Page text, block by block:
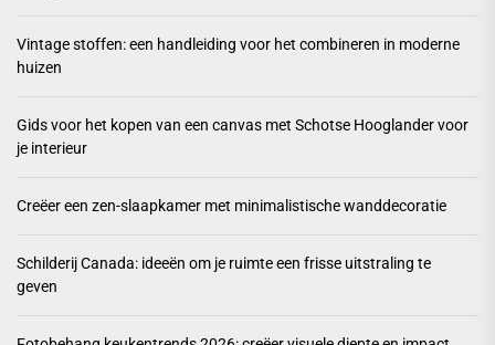
Vintage stoffen: een handleiding voor het combineren in moderne
huizen
Gids voor het kopen van een canvas met Schotse Hooglander voor
je interieur
Creëer een zen-slaapkamer met minimalistische wanddecoratie
Schilderij Canada: ideeën om je ruimte een frisse uitstraling te
geven